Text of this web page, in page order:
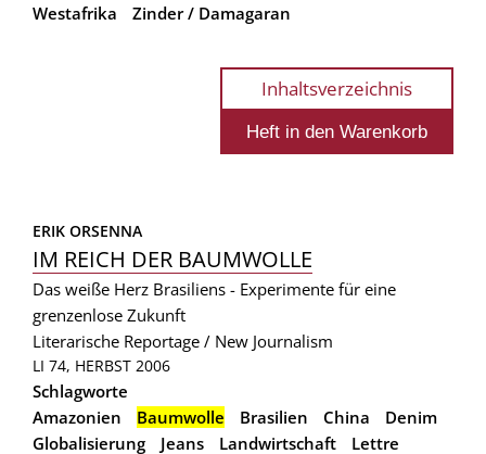
Westafrika
Zinder / Damagaran
Inhaltsverzeichnis
ERIK ORSENNA
IM REICH DER BAUMWOLLE
Das weiße Herz Brasiliens - Experimente für eine
grenzenlose Zukunft
Literarische Reportage / New Journalism
LI 74, HERBST 2006
Schlagworte
Amazonien
Baumwolle Brasilien China
Denim
Globalisierung
Jeans Landwirtschaft
Lettre